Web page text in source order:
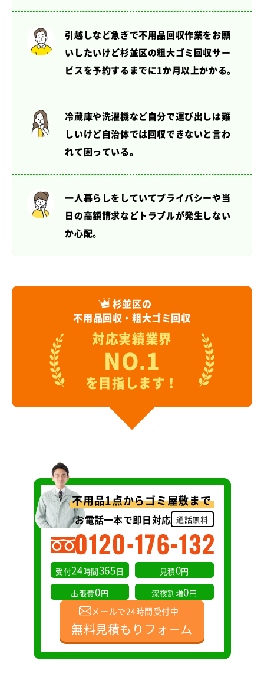
引越しなど急ぎで不用品回収作業をお願
いしたいけど杉並区の粗大ゴミ回収サー
ビスを予約するまでに1か月以上かかる。
冷蔵庫や洗濯機など自分で運び出しは難
しいけど自治体では回収できないと言わ
れて困っている。
一人暮らしをしていてプライバシーや当
日の高額請求などトラブルが発生しない
か心配。
杉並区の
不用品回収・粗大ゴミ回収
対応実績業界
NO.1
を目指します！
不用品1点からゴミ屋敷まで
お電話一本で即日対応 通話無料
受付24時間365日 見積0円
出張費0円 深夜割増0円
メールで24時間受付中
無料見積もりフォーム